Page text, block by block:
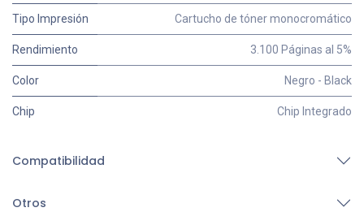
Tipo Impresión Cartucho de tóner monocromático
Rendimiento 3.100 Páginas al 5%
Color Negro - Black
Chip Chip Integrado
Compatibilidad
Otros